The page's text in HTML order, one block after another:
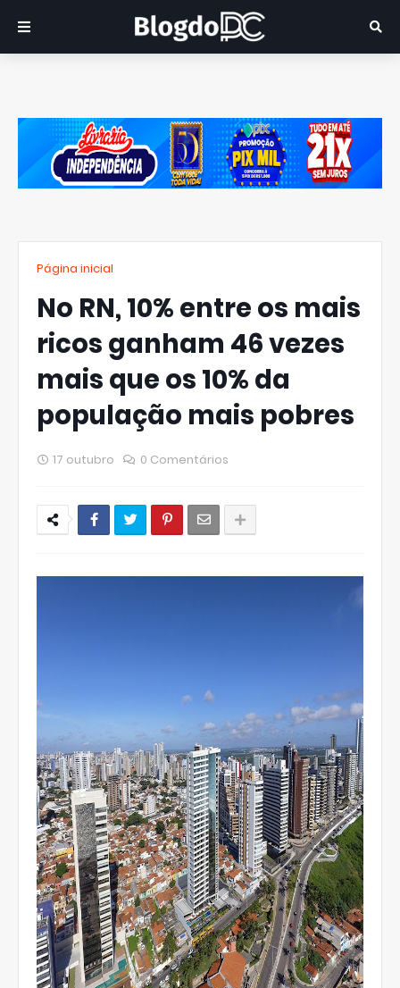
Página inicial
No RN, 10% entre os mais
ricos ganham 46 vezes
mais que os 10% da
população mais pobres
17 outubro 0 Comentários